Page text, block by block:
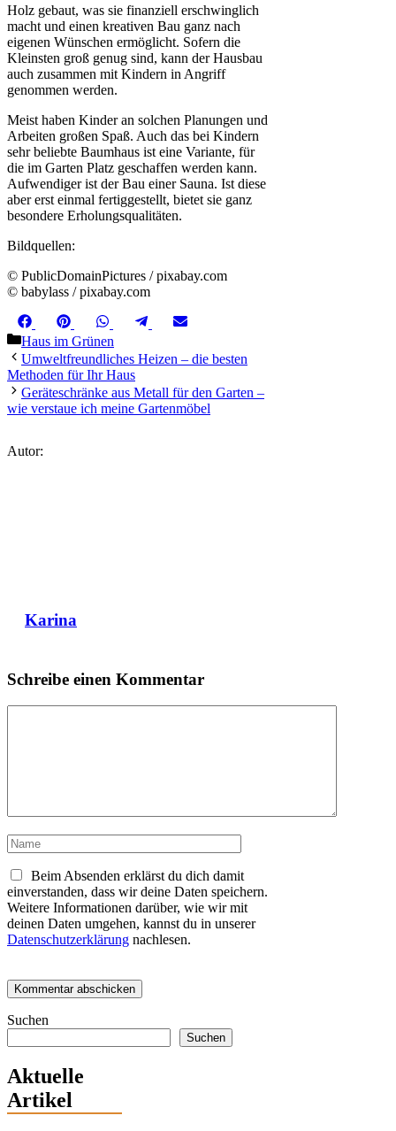
Holz gebaut, was sie finanziell erschwinglich
macht und einen kreativen Bau ganz nach
eigenen Wünschen ermöglicht. Sofern die
Kleinsten groß genug sind, kann der Hausbau
auch zusammen mit Kindern in Angriff
genommen werden.
Meist haben Kinder an solchen Planungen und
Arbeiten großen Spaß. Auch das bei Kindern
sehr beliebte Baumhaus ist eine Variante, für
die im Garten Platz geschaffen werden kann.
Aufwendiger ist der Bau einer Sauna. Ist diese
aber erst einmal fertiggestellt, bietet sie ganz
besondere Erholungsqualitäten.
Bildquellen:
© PublicDomainPictures / pixabay.com
© babylass / pixabay.com
Share
on
FacebookShare
on
Pinterest Share
on
WhatsAppShare
TelegramShare
Kategorien
Haus im Grünen
Umweltfreundliches Heizen – die besten
Methoden für Ihr Haus
Geräteschränke aus Metall für den Garten –
wie verstaue ich meine Gartenmöbel
Autor:
Karina
Schreibe einen Kommentar
Name
Beim Absenden erklärst du dich damit
einverstanden, dass wir deine Daten speichern.
Weitere Informationen darüber, wie wir mit
deinen Daten umgehen, kannst du in unserer
Datenschutzerklärung nachlesen.
Suchen
Suchen
Aktuelle
Artikel